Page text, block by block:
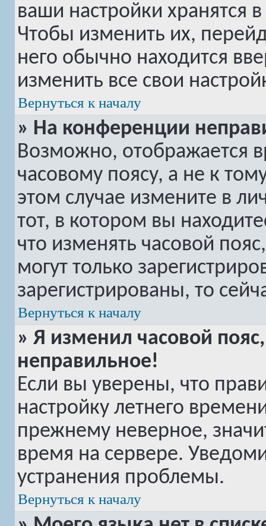
ваши настройки хранятся
Чтобы изменить их,
него обычно находится
изменить все свои
Вернуться к началу
» На конференции
Возможно, отображается
часовому поясу, а не к
этом случае измените в
тот, в котором вы
что изменять часовой
могут только
зарегистрированы, то
Вернуться к началу
» Я изменил часовой
неправильное!
Если вы уверены, что
настройку летнего
прежнему неверное,
время на сервере.
устранения проблемы.
Вернуться к началу